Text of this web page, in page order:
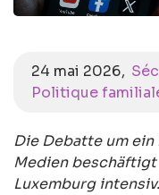
24 mai 2026
Politique
Die Debatte um
Medien
Luxemburg